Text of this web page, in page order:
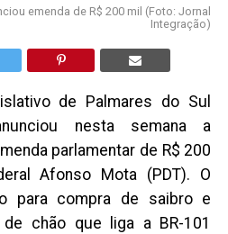
emenda de R$ 200 mil (Foto: Jornal
Integração)
de Palmares do Sul
nesta semana a
parlamentar de R$ 200
Afonso Mota (PDT). O
para compra de saibro e
chão que liga a BR-101